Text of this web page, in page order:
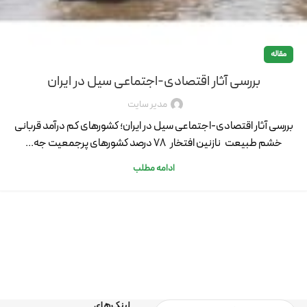
مقاله
بررسی آثار اقتصادی-اجتماعی سیل در ایران
مدیر سایت
بررسی آثار اقتصادی-اجتماعی سیل در ایران؛ کشورهای کم درآمد قربانی
خشم طبیعت نازنین افتخار ۷۸ درصد کشورهای پرجمعیت جه...
ادامه مطلب